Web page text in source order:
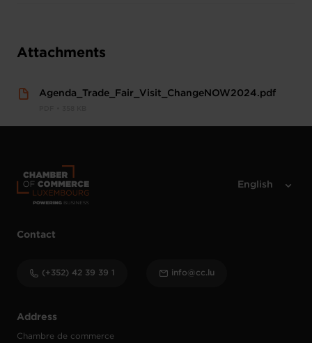
Attachments
Agenda_Trade_Fair_Visit_ChangeNOW2024.pdf
Address
Chambre de commerce
Contact
(+352) 42 39 39 1 info@cc.lu